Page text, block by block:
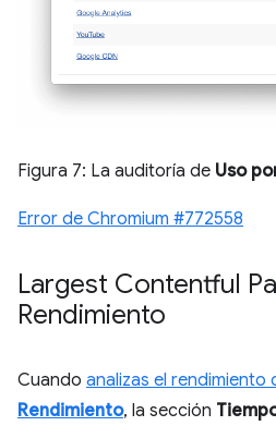
Figura 7: La auditoría de Uso
Error de Chromium #772558
Largest Contentful
Rendimiento
Cuando analizas el rendimiento
Rendimiento, la sección